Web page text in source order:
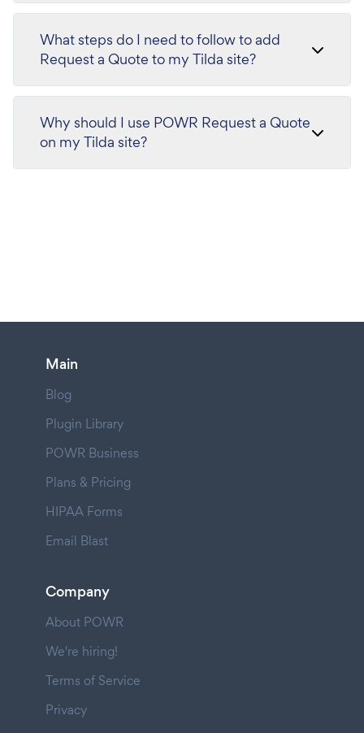
What steps do I need to follow to add
Request a Quote to my Tilda site?
Why should I use POWR Request a Quote
on my Tilda site?
Main
Blog
Plugin Library
POWR Business
Plans & Pricing
HIPAA Forms
Email Blast
Company
About POWR
We're hiring!
Terms of Service
Privacy